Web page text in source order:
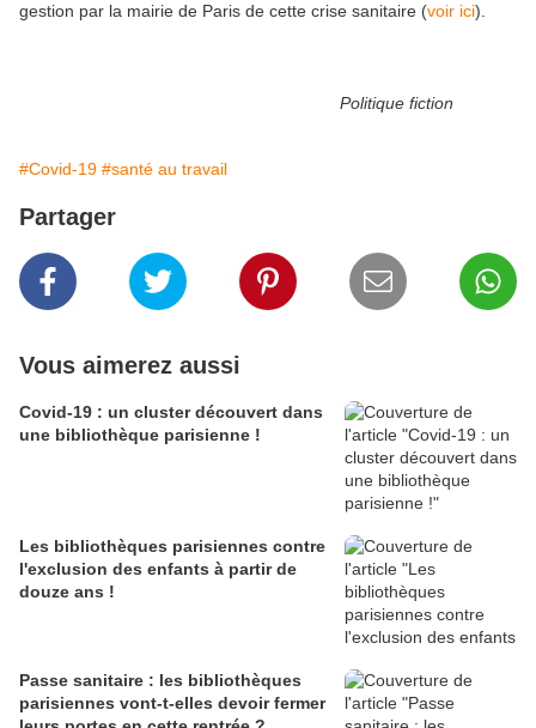
gestion par la mairie de Paris de cette crise sanitaire (voir ici).
Politique fiction
#Covid-19 #santé au travail
Partager
Vous aimerez aussi
Covid-19 : un cluster découvert dans
une bibliothèque parisienne !
Les bibliothèques parisiennes contre
l'exclusion des enfants à partir de
douze ans !
Passe sanitaire : les bibliothèques
parisiennes vont-t-elles devoir fermer